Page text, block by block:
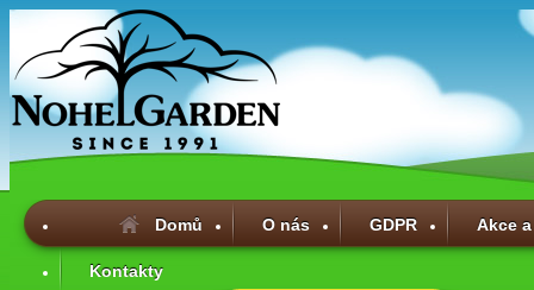
Domů O nás GDPR Akce
Kontakty